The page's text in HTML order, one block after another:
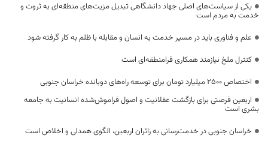
یکی از سیاست‌های اصلی جهاد دانشگاهی تبدیل مزیت‌های منطقه‌ای به ثروت و
خدمت به مردم است
علم و فناوری باید در مسیر خدمت به انسان و مقابله با ظلم به کار گرفته شود
کنترل ملخ نیازمند همکاری فرامنطقه‌ای است
اختصاص 2500 میلیارد تومان برای توسعه راه‌های دوبانده خراسان جنوبی
اربعین فرصتی برای بازگشت عقلانیت و اصول فراموش‌شده انسانیت به جامعه
بشری است
خراسان جنوبی در خدمت‌رسانی به زائران اربعین، الگوی همدلی و اخلاص است